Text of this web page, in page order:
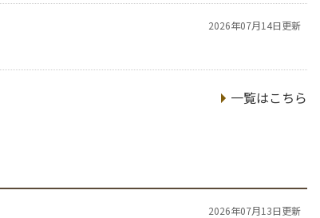
2026年07月14日更新
一覧はこちら
2026年07月13日更新